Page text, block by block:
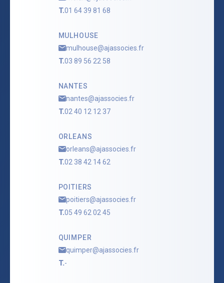
T.01 64 39 81 68
MULHOUSE
mulhouse@ajassocies.fr
T.03 89 56 22 58
NANTES
nantes@ajassocies.fr
T.02 40 12 12 37
ORLEANS
orleans@ajassocies.fr
T.02 38 42 14 62
POITIERS
poitiers@ajassocies.fr
T.05 49 62 02 45
QUIMPER
quimper@ajassocies.fr
T.-